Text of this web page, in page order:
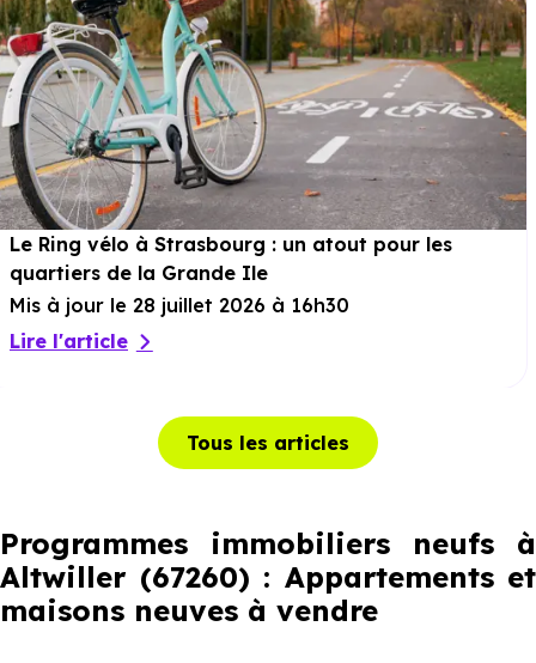
Le Ring vélo à Strasbourg : un atout pour les
quartiers de la Grande Ile
Mis à jour le 28 juillet 2026 à 16h30
Lire l'article
Tous les articles
Programmes immobiliers neufs à
Altwiller (67260) : Appartements et
maisons neuves à vendre